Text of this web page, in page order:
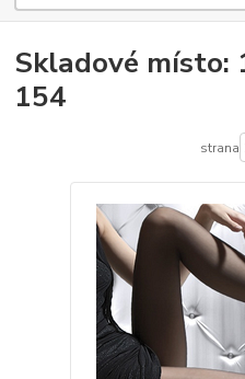
Skladové místo:
154
strana